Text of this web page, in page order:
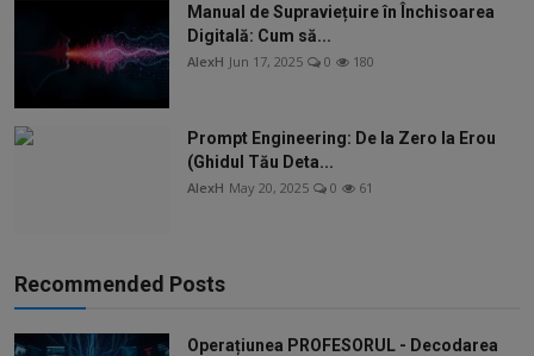
Manual de Supraviețuire în Închisoarea
Digitală: Cum să...
AlexH Jun 17, 2025 0 180
Prompt Engineering: De la Zero la Erou
(Ghidul Tău Deta...
AlexH May 20, 2025 0 61
Recommended Posts
Operațiunea PROFESORUL - Decodarea